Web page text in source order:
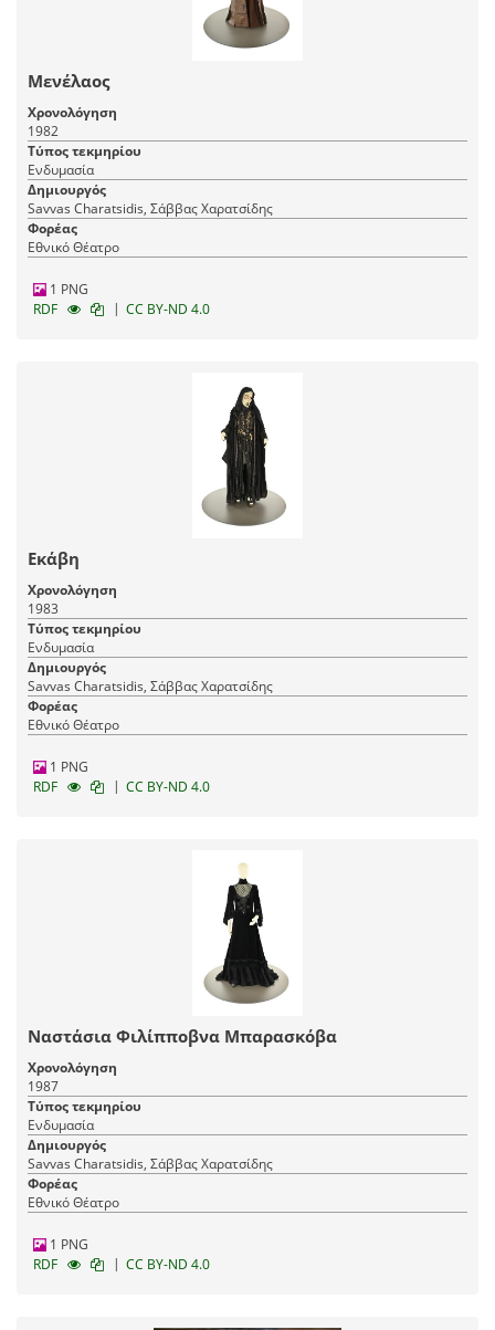
Μενέλαος
Χρονολόγηση
1982
Τύπος τεκμηρίου
Ενδυμασία
Δημιουργός
Savvas Charatsidis, Σάββας Χαρατσίδης
Φορέας
Εθνικό Θέατρο
1 PNG
RDF
| CC BY-ND 4.0
Εκάβη
Χρονολόγηση
1983
Τύπος τεκμηρίου
Ενδυμασία
Δημιουργός
Savvas Charatsidis, Σάββας Χαρατσίδης
Φορέας
Εθνικό Θέατρο
1 PNG
RDF
| CC BY-ND 4.0
Ναστάσια Φιλίπποβνα Μπαρασκόβα
Χρονολόγηση
1987
Τύπος τεκμηρίου
Ενδυμασία
Δημιουργός
Savvas Charatsidis, Σάββας Χαρατσίδης
Φορέας
Εθνικό Θέατρο
1 PNG
RDF
| CC BY-ND 4.0